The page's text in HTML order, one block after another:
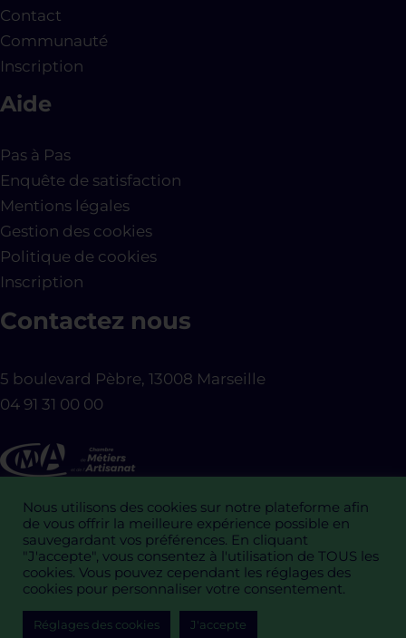
Contact
Communauté
Inscription
Aide
Pas à Pas
Enquête de satisfaction
Mentions légales
Gestion des cookies
Politique de cookies
Inscription
Contactez nous
5 boulevard Pèbre, 13008 Marseille
04 91 31 00 00
la
CMA PACA
Nous utilisons des cookies sur notre plateforme afin
de vous offrir la meilleure expérience possible en
sauvegardant vos préférences. En cliquant
"J'accepte", vous consentez à l'utilisation de TOUS les
cookies. Vous pouvez cependant les réglages des
cookies pour personnaliser votre consentement.
Réglages des cookies J'accepte